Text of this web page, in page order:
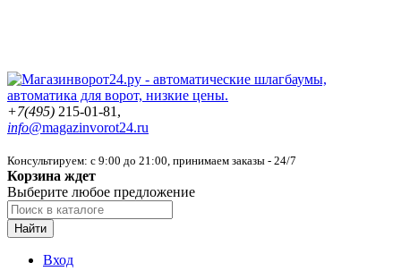
+7(495) 215-01-81,
info@magazinvorot24.ru
Консультируем: с 9:00 до 21:00, принимаем заказы - 24/7
Корзина ждет
Выберите любое предложение
Найти
Вход